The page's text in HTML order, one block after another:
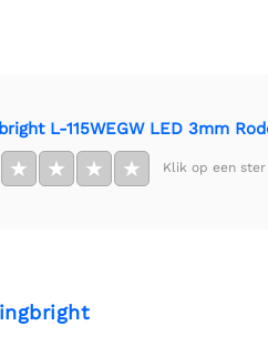
L-115WEGW LED 3mm
★ ★ ★ ★ Klik op een